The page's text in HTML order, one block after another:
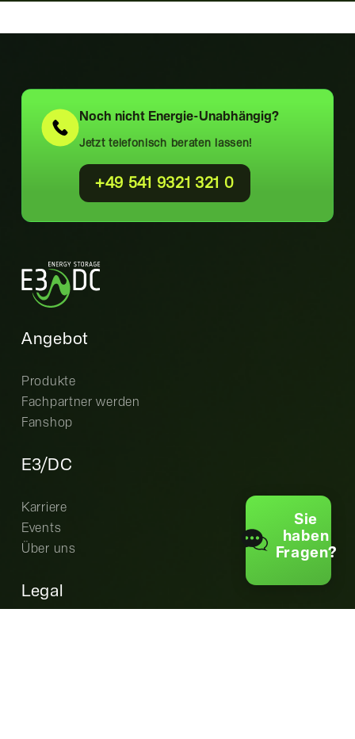
Noch nicht Energie-Unabhängig?
Jetzt telefonisch beraten lassen!
+49 541 9321 321 0
Angebot
Produkte
Fachpartner werden
Fanshop
E3/DC
Karriere
Events
Über uns
Legal
Sie
haben
Fragen?